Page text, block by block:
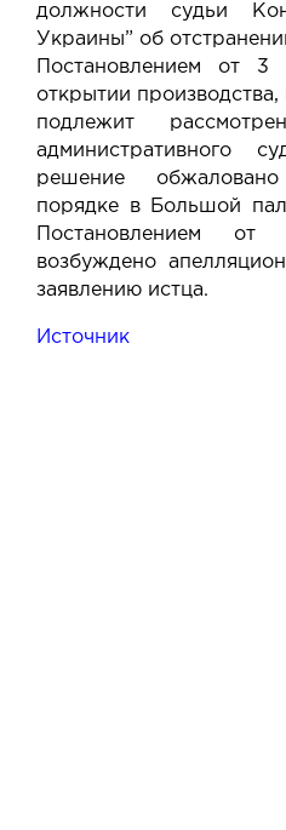
должности судьи
Украины” об
Постановлением от 3
открытии производства,
подлежит
административного
решение
порядке в Большой
Постановлением
возбуждено
заявлению истца.
Источник